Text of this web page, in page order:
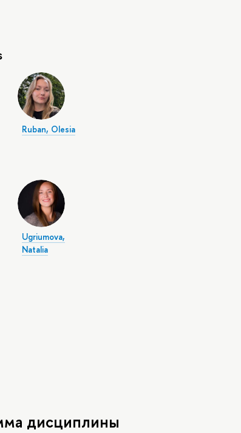
Ruban, Olesia
Ugriumova,
Natalia
дисциплины